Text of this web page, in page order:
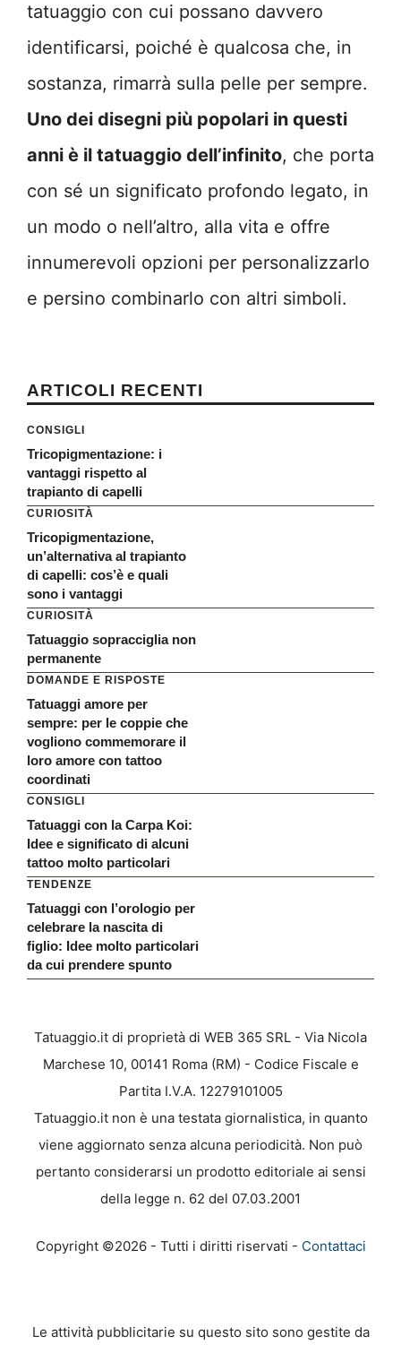
tatuaggio con cui possano davvero
identificarsi, poiché è qualcosa che, in
sostanza, rimarrà sulla pelle per sempre.
Uno dei disegni più popolari in questi
anni è il tatuaggio dell’infinito, che porta
con sé un significato profondo legato, in
un modo o nell’altro, alla vita e offre
innumerevoli opzioni per personalizzarlo
e persino combinarlo con altri simboli.
ARTICOLI RECENTI
CONSIGLI
Tricopigmentazione: i
vantaggi rispetto al
trapianto di capelli
CURIOSITÀ
Tricopigmentazione,
un’alternativa al trapianto
di capelli: cos’è e quali
sono i vantaggi
CURIOSITÀ
Tatuaggio sopracciglia non
permanente
DOMANDE E RISPOSTE
Tatuaggi amore per
sempre: per le coppie che
vogliono commemorare il
loro amore con tattoo
coordinati
CONSIGLI
Tatuaggi con la Carpa Koi:
Idee e significato di alcuni
tattoo molto particolari
TENDENZE
Tatuaggi con l’orologio per
celebrare la nascita di
figlio: Idee molto particolari
da cui prendere spunto
Tatuaggio.it di proprietà di WEB 365 SRL - Via Nicola
Marchese 10, 00141 Roma (RM) - Codice Fiscale e
Partita I.V.A. 12279101005
Tatuaggio.it non è una testata giornalistica, in quanto
viene aggiornato senza alcuna periodicità. Non può
pertanto considerarsi un prodotto editoriale ai sensi
della legge n. 62 del 07.03.2001
Copyright ©2026 - Tutti i diritti riservati - Contattaci
Le attività pubblicitarie su questo sito sono gestite da